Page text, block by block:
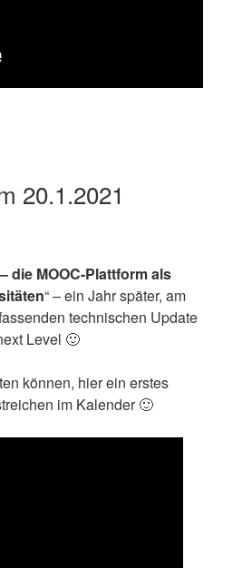
20.1.2021
die MOOC-Plattform als
“ – ein Jahr später, am
technischen Update
Level 🙂
können, hier ein erstes
im Kalender 🙂